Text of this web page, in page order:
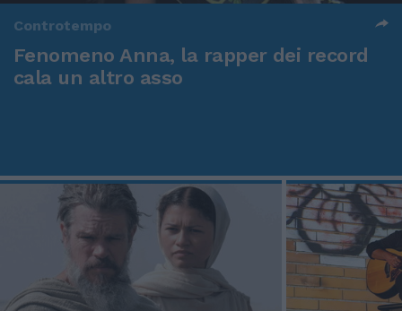
Controtempo
Fenomeno Anna, la rapper dei record
cala un altro asso